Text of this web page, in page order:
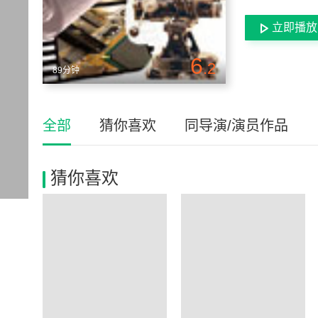
89分钟 6.2
立即播放
全部 猜你喜欢 同导演/演员作品
猜你喜欢